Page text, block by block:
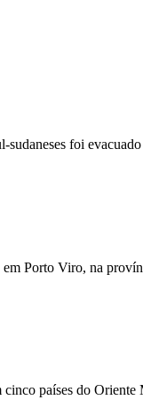
foi
Porto Viro, na
países do